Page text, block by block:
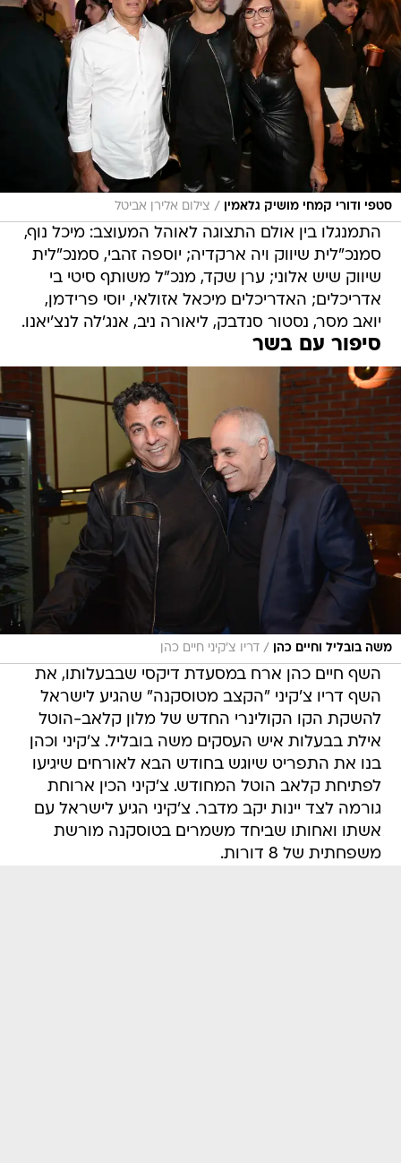
סטפי ודורי קמחי מושיק גלאמין / צילום אלירן אביטל
התמנגלו בין אולם התצוגה לאוהל המעוצב: מיכל נוף,
סמנכ"לית שיווק ויה ארקדיה; יוספה זהבי, סמנכ"לית
שיווק שיש אלוני; ערן שקד, מנכ"ל משותף סיטי בי
אדריכלים; האדריכלים מיכאל אזולאי, יוסי פרידמן,
יואב מסר, נסטור סנדבק, ליאורה ניב, אנג'לה לנצ'יאנו.
סיפור עם בשר
משה בובליל וחיים כהן / דריו צ'קיני חיים כהן
השף חיים כהן ארח במסעדת דיקסי שבבעלותו, את
השף דריו צ'קיני "הקצב מטוסקנה" שהגיע לישראל
להשקת הקו הקולינרי החדש של מלון קלאב-הוטל
אילת בבעלות איש העסקים משה בובליל. צ'קיני וכהן
בנו את התפריט שיוגש בחודש הבא לאורחים שיגיעו
לפתיחת קלאב הוטל המחודש. צ'קיני הכין ארוחת
גורמה לצד יינות יקב מדבר. צ'קיני הגיע לישראל עם
אשתו ואחותו שביחד משמרים בטוסקנה מורשת
משפחתית של 8 דורות.